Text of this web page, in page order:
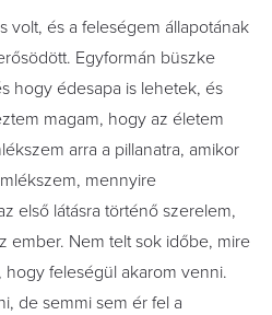
volt, és a feleségem állapotának
Egyformán büszke
hogy édesapa is lehetek, és
magam, hogy az életem
arra a pillanatra, amikor
mennyire
első látásra történő szerelem,
ember. Nem telt sok időbe, mire
feleségül akarom venni.
de semmi sem ér fel a